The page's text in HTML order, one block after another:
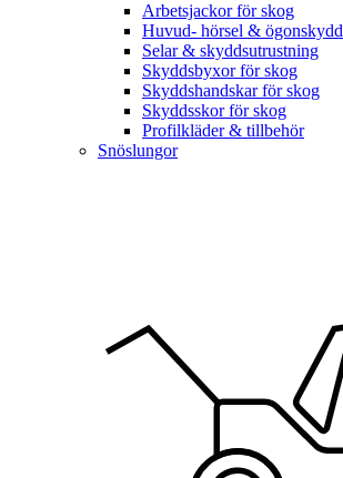
Arbetsjackor för skog
Huvud- hörsel & ögonskydd
Selar & skyddsutrustning
Skyddsbyxor för skog
Skyddshandskar för skog
Skyddsskor för skog
Profilkläder & tillbehör
Snöslungor